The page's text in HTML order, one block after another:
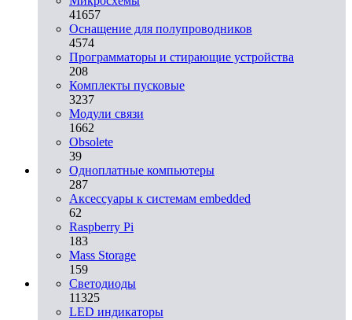
41657
Оснащение для полупроводников
4574
Программаторы и стирающие устройства
208
Комплекты пусковые
3237
Модули связи
1662
Obsolete
39
Одноплатные компьютеры
287
Аксессуары к системам embedded
62
Raspberry Pi
183
Mass Storage
159
Светодиоды
11325
LED индикаторы